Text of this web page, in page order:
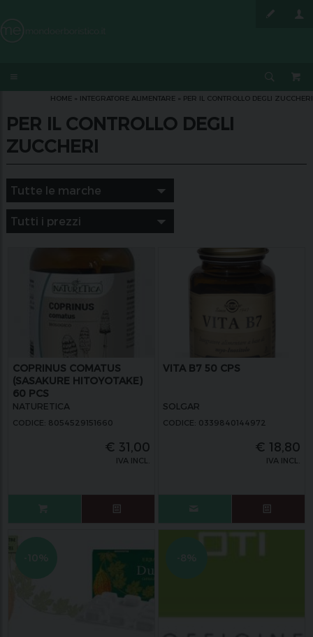
HOME » INTEGRATORE ALIMENTARE » PER IL CONTROLLO DEGLI ZUCCHERI
PER IL CONTROLLO DEGLI
ZUCCHERI
COPRINUS COMATUS
(SASAKURE HITOYOTAKE)
60 PCS
NATURETICA
CODICE: 8054529151660
€ 31,00
IVA INCL.
VITA B7 50 CPS
SOLGAR
CODICE: 0339840144972
€ 18,80
IVA INCL.